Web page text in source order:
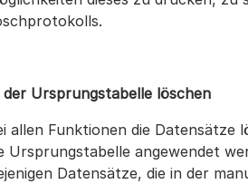
der Ursprungstabelle löschen
allen Funktionen die Datensätze
Ursprungstabelle angewendet
Datensätze, die in der